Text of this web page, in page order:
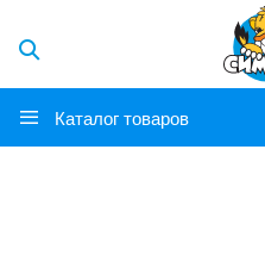
Каталог товаров